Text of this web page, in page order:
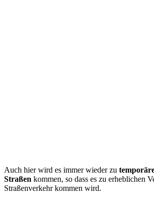
Auch hier wird es immer wieder zu
Straßen kommen, so dass es zu erheblichen
Straßenverkehr kommen wird.